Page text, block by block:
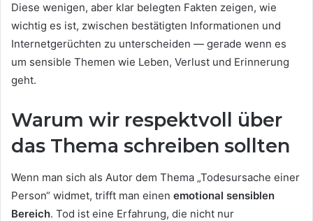
Diese wenigen, aber klar belegten Fakten zeigen, wie
wichtig es ist, zwischen bestätigten Informationen und
Internetgerüchten zu unterscheiden — gerade wenn es
um sensible Themen wie Leben, Verlust und Erinnerung
geht.
Warum wir respektvoll über
das Thema schreiben sollten
Wenn man sich als Autor dem Thema „Todesursache einer
Person“ widmet, trifft man einen emotional sensiblen
Bereich. Tod ist eine Erfahrung, die nicht nur